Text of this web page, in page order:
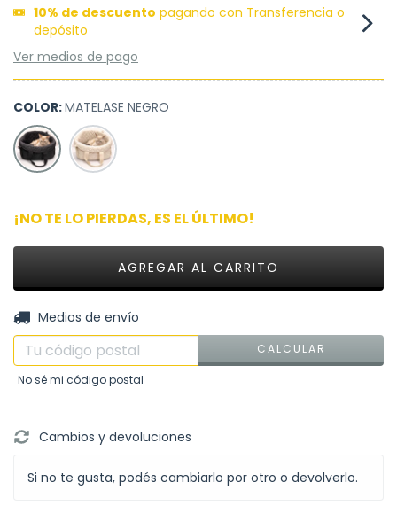
10% de descuento pagando con Transferencia o
depósito
Ver medios de pago
COLOR:MATELASE NEGRO
¡NO TE LO PIERDAS, ES EL ÚLTIMO!
Entregas para el CP:
Medios de envío
CALCULAR
No sé mi código postal
Cambios y devoluciones
Si no te gusta, podés cambiarlo por otro o devolverlo.